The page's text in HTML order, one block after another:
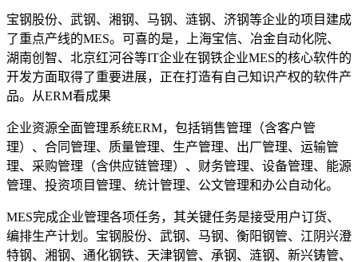
宝钢股份、武钢、湘钢、马钢、涟钢、济钢等企业的项目建成
了重点产线的MES。可喜的是，上海宝信、冶金自动化院、
湖南创智、北京红河谷等IT企业在钢铁企业MES的核心软件的
开发方面取得了重要进展，正在打造有自己知识产权的软件产
品。从ERM看成果
企业资源全面管理系统ERM，包括销售管理（含客户管
理）、合同管理、质量管理、生产管理、出厂管理、运输管
理、采购管理（含供应链管理）、财务管理、设备管理、能源
管理、投资项目管理、统计管理、公文管理和办公自动化。
MES完成企业管理各项任务，其关键任务是接受用户订货、
编排生产计划。宝钢股份、武钢、马钢、衡阳钢管、江阴兴澄
特钢、湘钢、通化钢铁、天津钢管、承钢、涟钢、新兴铸管、